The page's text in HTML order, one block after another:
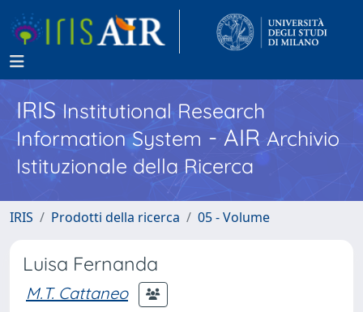
IRISInstitutional Research
Information System - AIR Archivio
Istituzionale della Ricerca
IRIS Prodotti della ricerca 05 - Volume
Luisa Fernanda
M.T. Cattaneo